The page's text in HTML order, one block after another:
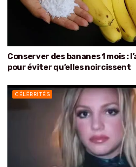
Conserver des bananes 1 mois :
pour éviter qu’elles noircissent
CÉLÉBRITÉS